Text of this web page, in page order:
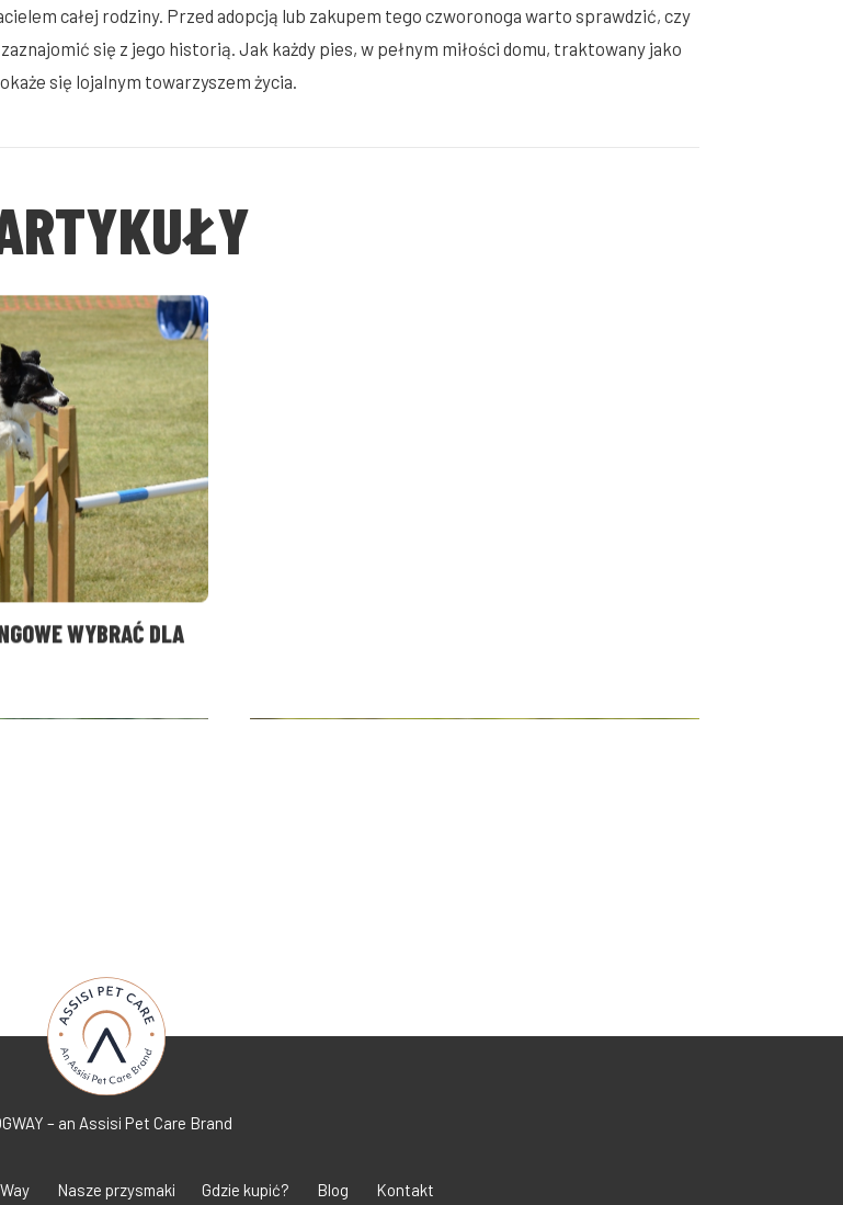
całej rodziny. Przed adopcją lub zakupem tego czworonoga warto sprawdzić, czy
się z jego historią. Jak każdy pies, w pełnym miłości domu, traktowany jako
się lojalnym towarzyszem życia.
WYBRAĆ DLA
POZNAJ PSA: WYŻEŁ NIEMIECKI KRÓTKOWŁOSY
– an Assisi Pet Care Brand
Nasze przysmaki Gdzie kupić? Blog Kontakt